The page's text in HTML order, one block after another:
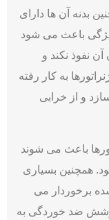
بدنه آن ها دارای
ویژگی باعث می شود
نفوذ نکند و
به کار رفته
و از خرابی
باعث می شوند
همچنین بسیاری
برخوردار می
پوشش ضد خوردگی به